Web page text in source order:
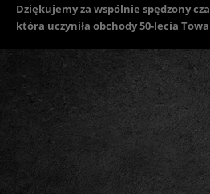
Dziękujemy za wspólnie spędzony
która uczyniła obchody 50-lecia